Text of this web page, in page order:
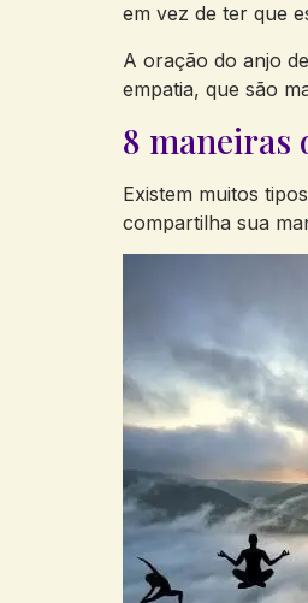
em vez de ter que
A oração do anjo
empatia, que são
8 maneiras
Existem muitos
compartilha sua